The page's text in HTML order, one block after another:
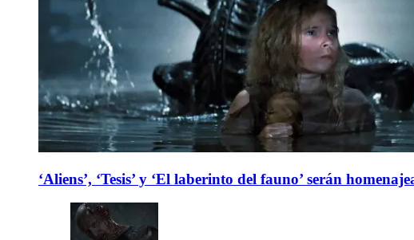
‘Aliens’, ‘Tesis’ y ‘El laberinto del fauno’ serán